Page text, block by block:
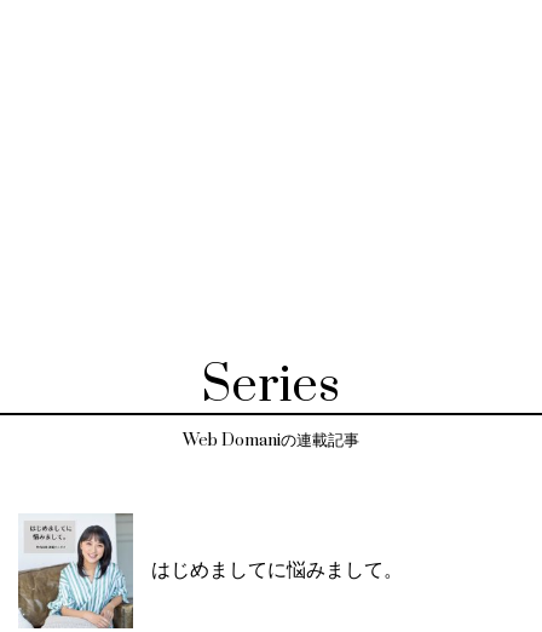
Series
Web Domaniの連載記事
はじめましてに悩みまして。